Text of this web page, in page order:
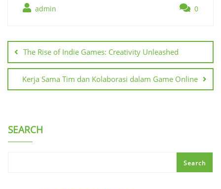
admin 0
navigation
The Rise of Indie Games: Creativity Unleashed
Kerja Sama Tim dan Kolaborasi dalam Game Online
SEARCH
Search